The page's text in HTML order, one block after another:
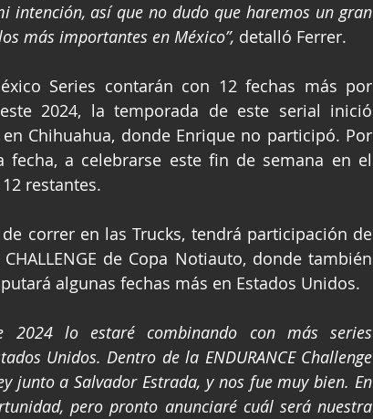
intención, así que no dudo que haremos un gran
más importantes en México”, detalló Ferrer.
2024, la temporada de este serial inició
Chihuahua, donde Enrique no participó. Por
a celebrarse este fin de semana en el
restantes.
correr en las Trucks, tendrá participación de
de Copa Notiauto, donde también
algunas fechas más en Estados Unidos.
2024 lo estaré combinando con más series
Unidos. Dentro de la ENDURANCE Challenge
junto a Salvador Estrada, y nos fue muy bien. En
pero pronto anunciaré cuál será nuestra